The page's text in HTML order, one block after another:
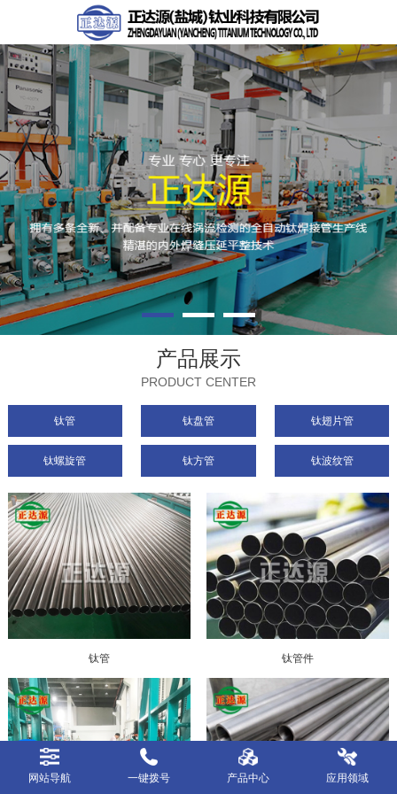
产品展示
PRODUCT CENTER
钛管 钛盘管 钛翅片管
钛螺旋管 钛方管 钛波纹管
钛管 钛管件
网站导航 一键拨号 产品中心 应用领域